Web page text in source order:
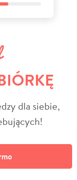
dla siebie,